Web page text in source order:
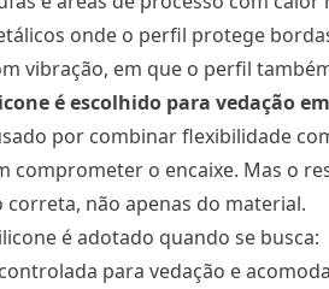
onde o perfil protege
vibração, em que o perfil
é escolhido para vedação
por combinar flexibilidade
comprometer o encaixe. Mas o
correta, não apenas do material.
é adotado quando se busca:
para vedação e